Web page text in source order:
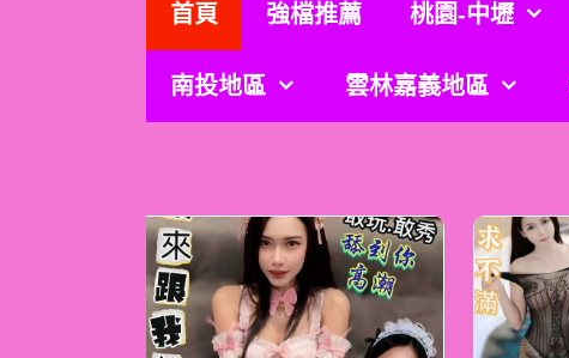
首頁 強檔推薦 桃園-中壢
南投地區 雲林嘉義地區